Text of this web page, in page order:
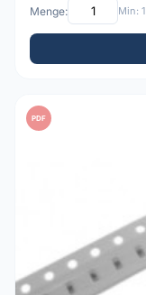
Menge: Min: 1
PDF